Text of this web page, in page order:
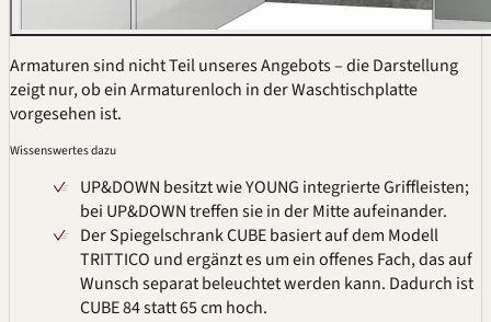
Armaturen sind nicht Teil unseres Angebots – die Darstellung
zeigt nur, ob ein Armaturenloch in der Waschtischplatte
vorgesehen ist.
Wissenswertes dazu
UP&DOWN besitzt wie YOUNG integrierte Griffleisten;
bei UP&DOWN treffen sie in der Mitte aufeinander.
Der Spiegelschrank CUBE basiert auf dem Modell
TRITTICO und ergänzt es um ein offenes Fach, das auf
Wunsch separat beleuchtet werden kann. Dadurch ist
CUBE 84 statt 65 cm hoch.